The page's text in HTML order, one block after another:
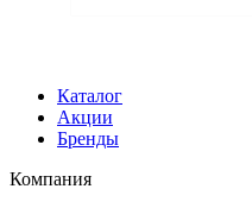
Каталог
Акции
Бренды
Компания